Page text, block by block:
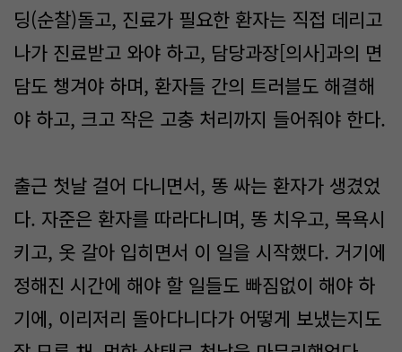
딩(순찰)돌고, 진료가 필요한 환자는 직접 데리고
나가 진료받고 와야 하고, 담당과장[의사]과의 면
담도 챙겨야 하며, 환자들 간의 트러블도 해결해
야 하고, 크고 작은 고충 처리까지 들어줘야 한다.
출근 첫날 걸어 다니면서, 똥 싸는 환자가 생겼었
다. 자준은 환자를 따라다니며, 똥 치우고, 목욕시
키고, 옷 갈아 입히면서 이 일을 시작했다. 거기에
정해진 시간에 해야 할 일들도 빠짐없이 해야 하
기에, 이리저리 돌아다니다가 어떻게 보냈는지도